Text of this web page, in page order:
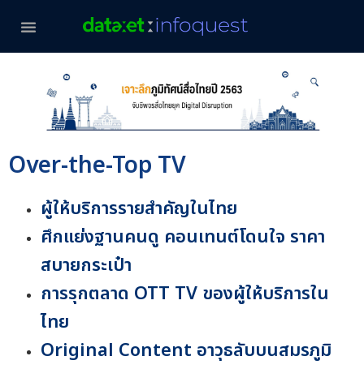
Over-the-Top TV
ผู้ให้บริการรายสำคัญในไทย
ศึกแย่งฐานคนดู คอนเทนต์โดนใจ ราคา
สบายกระเป๋า
การรุกตลาด OTT TV ของผู้ให้บริการใน
ไทย
Original Content อาวุธลับบนสมรภูมิ